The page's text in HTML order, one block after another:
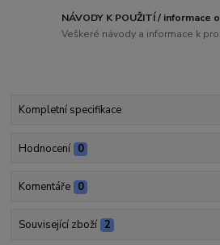
NÁVODY K POUŽITÍ / informace
Veškeré návody a informace k
Kompletní specifikace
Hodnocení 0
Komentáře 0
Související zboží 2